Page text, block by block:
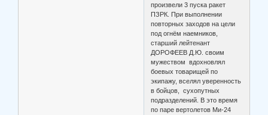
произвели 3 пуска ракет
ПЗРК. При выполнении
повторных заходов на цели
под огнём наемников,
старший лейтенант
ДОРОФЕЕВ Д.Ю. своим
мужеством вдохновлял
боевых товарищей по
экипажу, вселял уверенность
в бойцов, сухопутных
подразделений. В это время
по паре вертолетов Ми-24